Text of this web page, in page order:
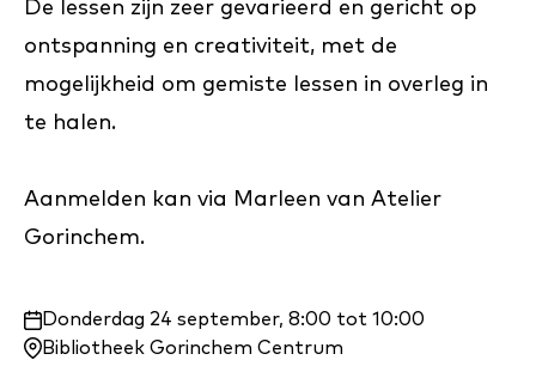
De lessen zijn zeer gevarieerd en gericht op
ontspanning en creativiteit, met de
mogelijkheid om gemiste lessen in overleg in
te halen.
Aanmelden kan via Marleen van Atelier
Gorinchem.
Waar
en
Donderdag 24 september, 8:00 tot 10:00
Bibliotheek Gorinchem Centrum